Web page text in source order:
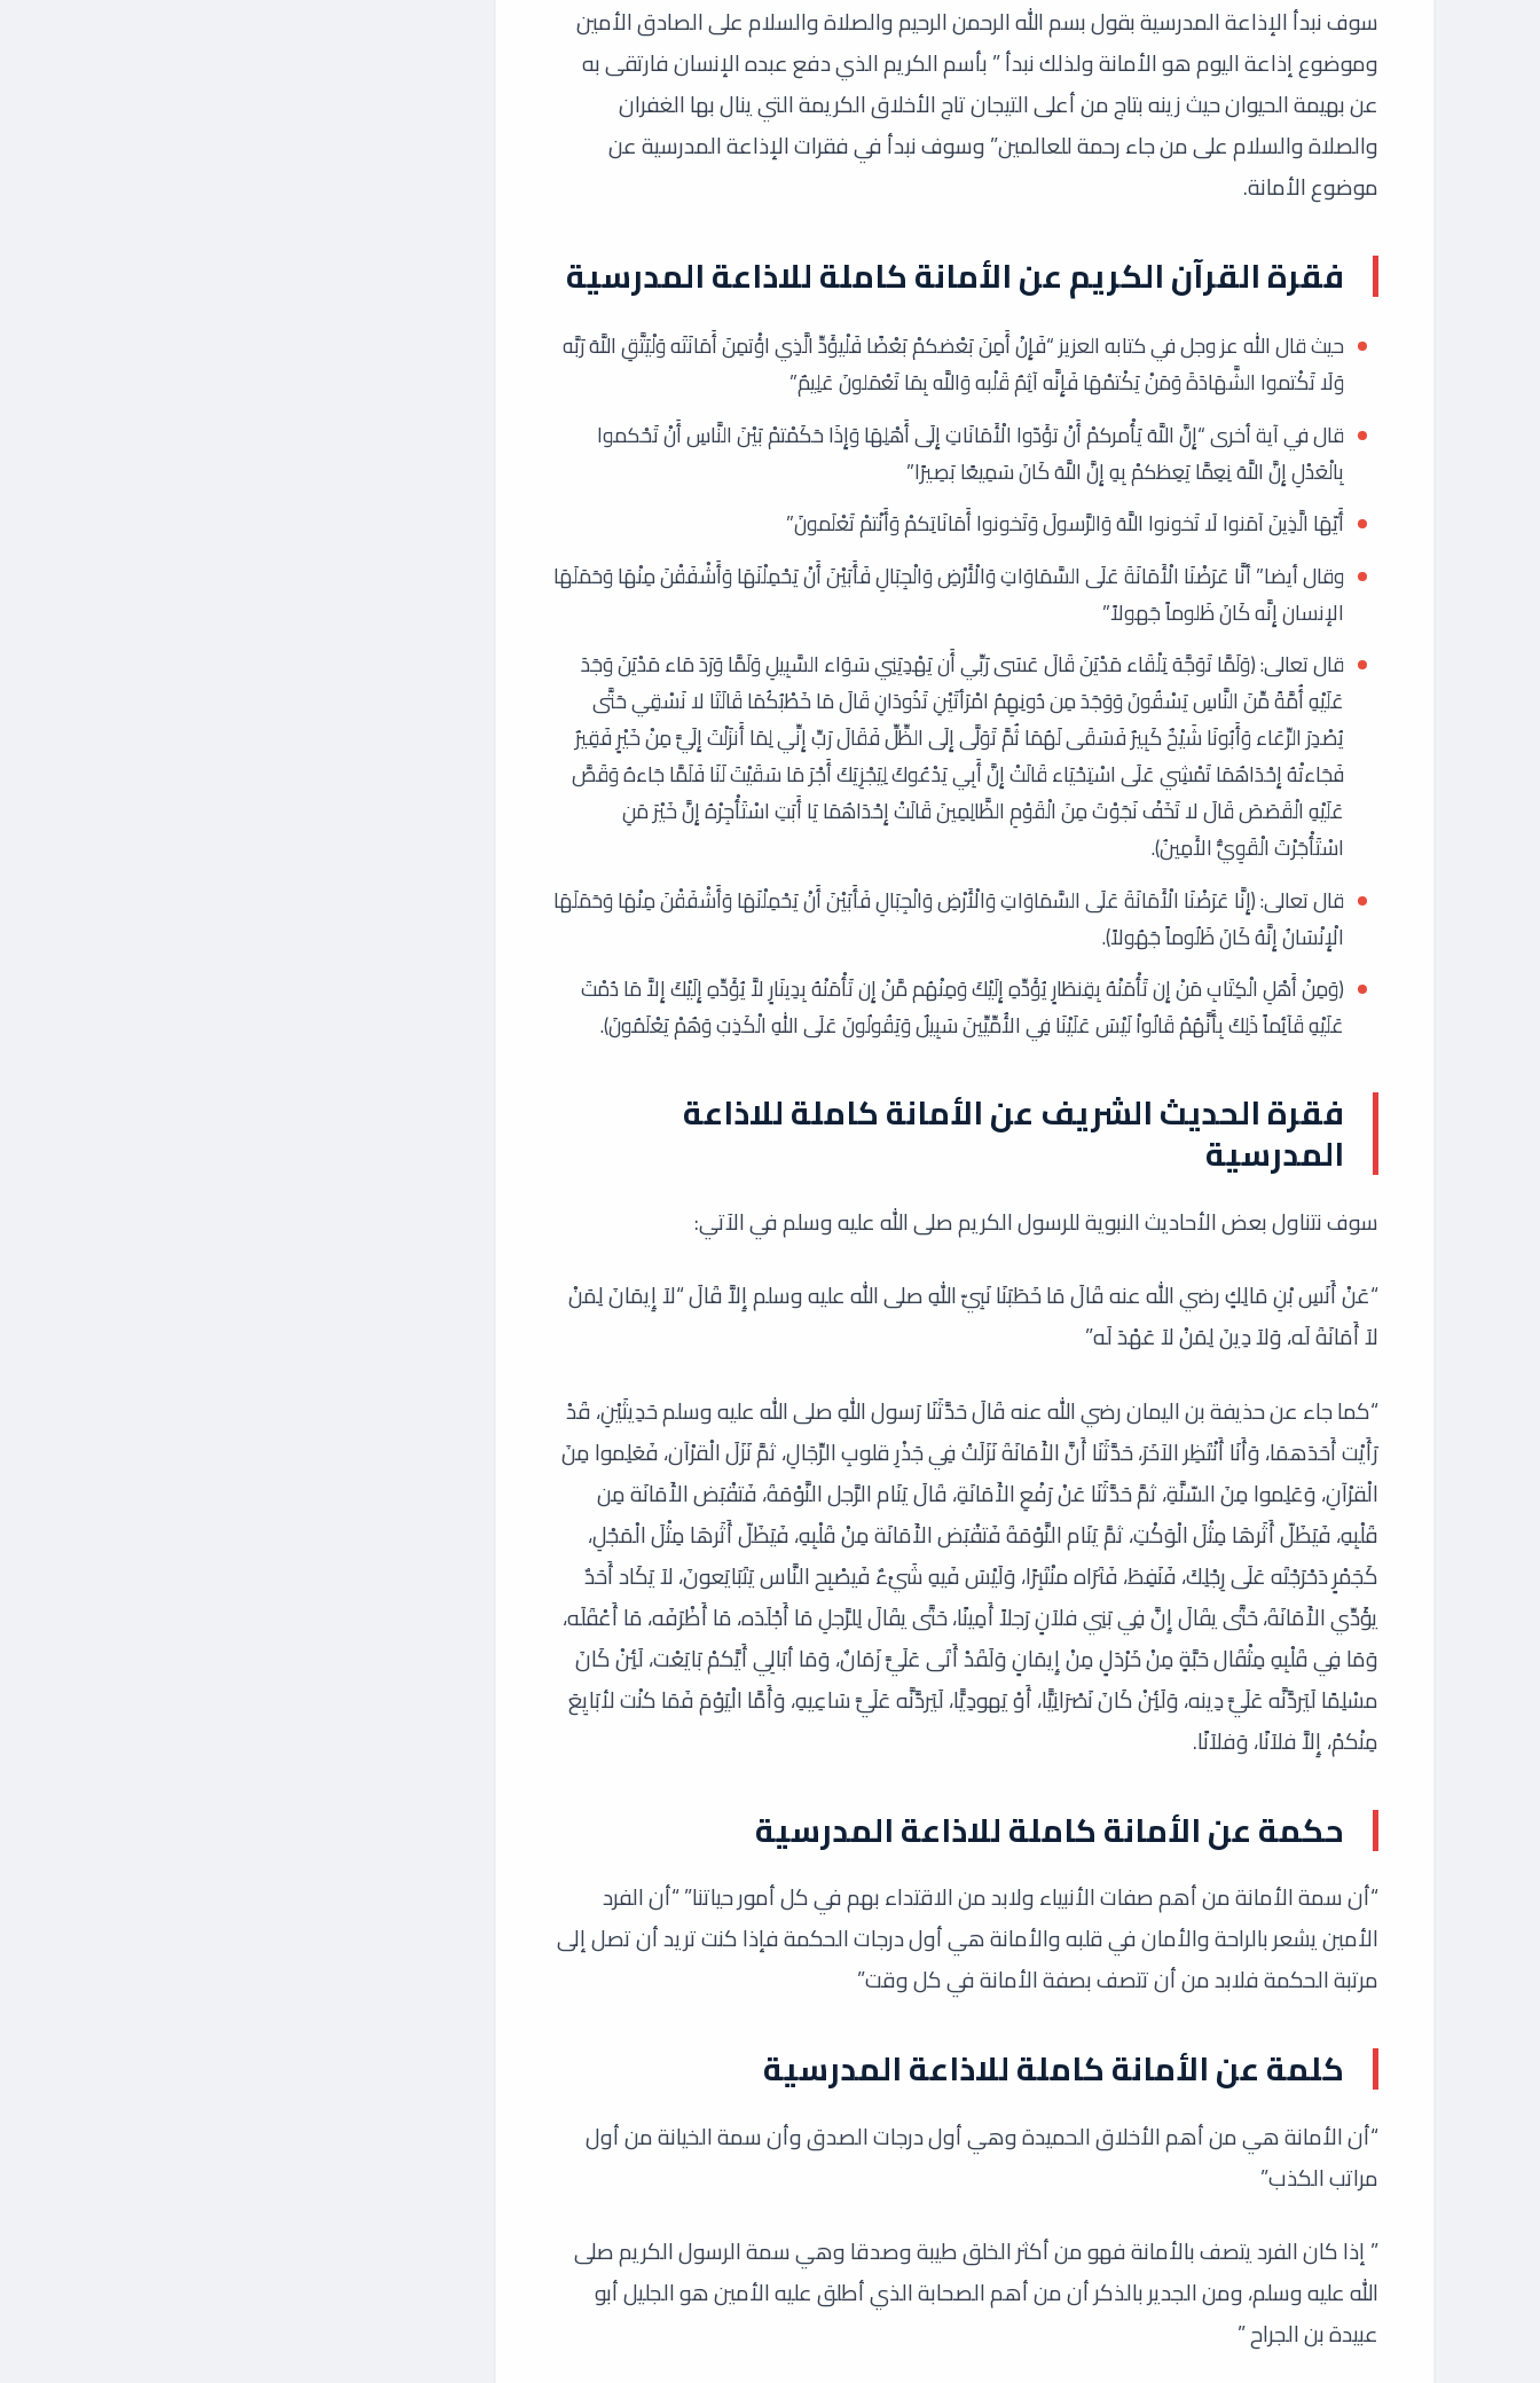
سوف نبدأ الإذاعة المدرسية بقول بسم الله الرحمن الرحيم والصلاة والسلام على الصادق الأمين
وموضوع إذاعة اليوم هو الأمانة ولذلك نبدأ ” بأسم الكريم الذي دفع عبده الإنسان فارتقى به
عن بهيمة الحيوان حيث زينه بتاج من أعلى التيجان تاج الأخلاق الكريمة التي ينال بها الغفران
والصلاة والسلام على من جاء رحمة للعالمين” وسوف نبدأ في فقرات الإذاعة المدرسية عن
موضوع الأمانة.
فقرة القرآن الكريم عن الأمانة كاملة للاذاعة المدرسية
حيث قال الله عز وجل في كتابه العزيز “فَإِنْ أَمِنَ بَعْضكمْ بَعْضًا فَلْيؤَدِّ الَّذِي اؤْتمِنَ أَمَانَتَه وَلْيَتَّقِ اللَّهَ رَبَّه
وَلَا تَكْتموا الشَّهَادَةَ وَمَنْ يَكْتمْهَا فَإِنَّه آثِمٌ قَلْبه وَاللَّه بِمَا تَعْمَلونَ عَلِيمٌ”
قال في آية أخرى “إِنَّ اللَّهَ يَأْمركمْ أَنْ تؤَدّوا الْأَمَانَاتِ إِلَى أَهْلِهَا وَإِذَا حَكَمْتمْ بَيْنَ النَّاسِ أَنْ تَحْكموا
بِالْعَدْلِ إِنَّ اللَّهَ نِعِمَّا يَعِظكمْ بِهِ إِنَّ اللَّهَ كَانَ سَمِيعًا بَصِيرًا”
أَيّهَا الَّذِينَ آمَنوا لَا تَخونوا اللَّهَ وَالرَّسولَ وَتَخونوا أَمَانَاتِكمْ وَأَنْتمْ تَعْلَمونَ”
وقال أيضا” أنَّا عَرَضْنَا الْأَمَانَةَ عَلَى السَّمَاوَاتِ وَالْأَرْضِ وَالْجِبَالِ فَأَبَيْنَ أَنْ يَحْمِلْنَهَا وَأَشْفَقْنَ مِنْهَا وَحَمَلَهَا
الإنسان إِنَّه كَانَ ظَلوماً جَهولاً”
قال تعالى: (وَلَمَّا تَوَجَّهَ تِلْقَاء مَدْيَنَ قَالَ عَسَى رَبِّي أَن يَهْدِيَنِي سَوَاء السَّبِيلِ وَلَمَّا وَرَدَ مَاء مَدْيَنَ وَجَدَ
عَلَيْهِ أُمَّةً مِّنَ النَّاسِ يَسْقُونَ وَوَجَدَ مِن دُونِهِمُ امْرَأتَيْنِ تَذُودَانِ قَالَ مَا خَطْبُكُمَا قَالَتَا لا نَسْقِي حَتَّى
يُصْدِرَ الرِّعَاء وَأَبُونَا شَيْخٌ كَبِيرٌ فَسَقَى لَهُمَا ثُمَّ تَوَلَّى إِلَى الظِّلِّ فَقَالَ رَبِّ إِنِّي لِمَا أَنزَلْتَ إِلَيَّ مِنْ خَيْرٍ فَقِيرٌ
فَجَاءتْهُ إِحْدَاهُمَا تَمْشِي عَلَى اسْتِحْيَاء قَالَتْ إِنَّ أَبِي يَدْعُوكَ لِيَجْزِيَكَ أَجْرَ مَا سَقَيْتَ لَنَا فَلَمَّا جَاءهُ وَقَصَّ
عَلَيْهِ الْقَصَصَ قَالَ لا تَخَفْ نَجَوْتَ مِنَ الْقَوْمِ الظَّالِمِينَ قَالَتْ إِحْدَاهُمَا يَا أَبَتِ اسْتَأْجِرْهُ إِنَّ خَيْرَ مَنِ
اسْتَأْجَرْتَ الْقَوِيُّ الأَمِينُ).
قال تعالى: ﴿إِنَّا عَرَضْنَا الْأَمَانَةَ عَلَى السَّمَاوَاتِ وَالْأَرْضِ وَالْجِبَالِ فَأَبَيْنَ أَنْ يَحْمِلْنَهَا وَأَشْفَقْنَ مِنْهَا وَحَمَلَهَا
الْإِنْسَانُ إِنَّهُ كَانَ ظَلُوماً جَهُولاً﴾.
(وَمِنْ أَهْلِ الْكِتَابِ مَنْ إِن تَأْمَنْهُ بِقِنطَارٍ يُؤَدِّهِ إِلَيْكَ وَمِنْهُم مَّنْ إِن تَأْمَنْهُ بِدِينَارٍ لاَّ يُؤَدِّهِ إِلَيْكَ إِلاَّ مَا دُمْتَ
عَلَيْهِ قَآئِماً ذَلِكَ بِأَنَّهُمْ قَالُواْ لَيْسَ عَلَيْنَا فِي الأُمِّيِّينَ سَبِيلٌ وَيَقُولُونَ عَلَى اللهِ الْكَذِبَ وَهُمْ يَعْلَمُونَ).
فقرة الحديث الشريف عن الأمانة كاملة للاذاعة
المدرسية
سوف نتناول بعض الأحاديث النبوية للرسول الكريم صلى الله عليه وسلم في الآتي:
“عَنْ أَنَسِ بْنِ مَالِكٍ رضي الله عنه قَالَ مَا خَطَبَنَا نَبِيّ اللهِ صلى الله عليه وسلم إِلاَّ قَالَ “لاَ إِيمَانَ لِمَنْ
لاَ أَمَانَةَ لَه، وَلاَ دِينَ لِمَنْ لاَ عَهْدَ لَه”
“كما جاء عن حذيفة بن اليمان رضي الله عنه قَالَ حَدَّثَنَا رَسول اللهِ صلى الله عليه وسلم حَدِيثَيْنِ، قَدْ
رَأَيْت أَحَدَهمَا، وَأَنَا أَنْتَظِر الآخَرَ، حَدَّثَنَا أَنَّ الأَمَانَةَ نَزَلَتْ فِي جَذْرِ قلوبِ الرِّجَالِ، ثمَّ نَزَلَ الْقرْآن، فَعَلِموا مِنَ
الْقرْآنِ، وَعَلِموا مِنَ السّنَّةِ، ثمَّ حَدَّثَنَا عَنْ رَفْعِ الأَمَانَةِ، قَالَ يَنَام الرَّجل النَّوْمَةَ، فَتقْبَض الأَمَانَة مِن
قَلْبِهِ، فَيَظَلّ أَثَرهَا مِثْلَ الْوَكْتِ، ثمَّ يَنَام النَّوْمَةَ فَتقْبَض الأَمَانَة مِنْ قَلْبِهِ، فَيَظَلّ أَثَرهَا مِثْلَ الْمَجْلِ،
كَجَمْرٍ دَحْرَجْتَه عَلَى رِجْلِكَ، فَنَفِطَ، فَتَرَاه منْتَبِرًا، وَلَيْسَ فَيهِ شَيْءٌ فَيصْبِح النَّاس يَتَبَايَعونَ، لاَ يَكَاد أَحَدٌ
يؤَدِّي الأَمَانَةَ، حَتَّى يقَالَ إِنَّ فِي بَنِي فلاَنٍ رَجلاً أَمِينًا، حَتَّى يقَالَ لِلرَّجلِ مَا أَجْلَدَه، مَا أَظْرَفَه، مَا أَعْقَلَه،
وَمَا فِي قَلْبِهِ مِثْقَال حَبَّةٍ مِنْ خَرْدَلٍ مِنْ إِيمَانٍ وَلَقَدْ أَتَى عَلَيَّ زَمَانٌ، وَمَا أبَالِي أَيَّكمْ بَايَعْت، لَئِنْ كَانَ
مسْلِمًا لَيَردَّنَّه عَلَيَّ دِينه، وَلَئِنْ كَانَ نَصْرَانِيًّا، أَوْ يَهودِيًّا، لَيَردَّنَّه عَلَيَّ سَاعِيهِ، وَأَمَّا الْيَوْمَ فَمَا كنْت لأبَايِعَ
مِنْكمْ، إِلاَّ فلاَنًا، وَفلاَنًا.
حكمة عن الأمانة كاملة للاذاعة المدرسية
“أن سمة الأمانة من أهم صفات الأنبياء ولابد من الاقتداء بهم في كل أمور حياتنا” “أن الفرد
الأمين يشعر بالراحة والأمان في قلبه والأمانة هي أول درجات الحكمة فإذا كنت تريد أن تصل إلى
مرتبة الحكمة فلابد من أن تتصف بصفة الأمانة في كل وقت”
كلمة عن الأمانة كاملة للاذاعة المدرسية
“أن الأمانة هي من أهم الأخلاق الحميدة وهي أول درجات الصدق وأن سمة الخيانة من أول
مراتب الكذب”
” إذا كان الفرد يتصف بالأمانة فهو من أكثر الخلق طيبة وصدقا وهي سمة الرسول الكريم صلى
الله عليه وسلم، ومن الجدير بالذكر أن من أهم الصحابة الذي أطلق عليه الأمين هو الجليل أبو
عبيدة بن الجراح ”